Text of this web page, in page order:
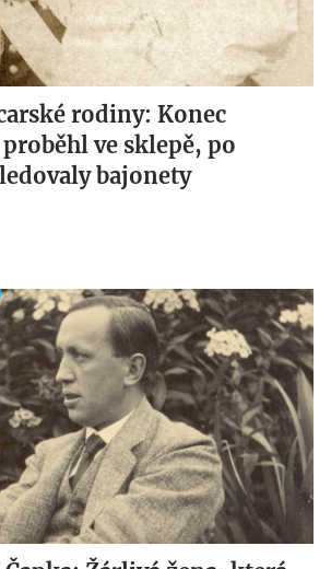
rodiny: Konec
ve sklepě, po
bajonety